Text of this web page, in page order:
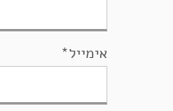
אימייל*